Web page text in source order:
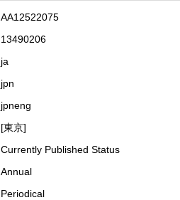
AA12522075
13490206
ja
jpn
jpneng
[東京]
Currently Published Status
Annual
Periodical